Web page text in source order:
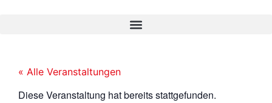
« Alle Veranstaltungen
Diese Veranstaltung hat bereits stattgefunden.